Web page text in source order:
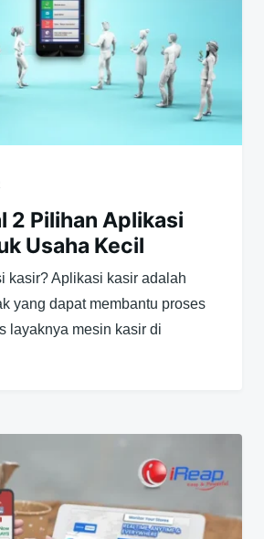
2 Pilihan Aplikasi
Usaha Kecil
kasir? Aplikasi kasir adalah
yang dapat membantu proses
layaknya mesin kasir di